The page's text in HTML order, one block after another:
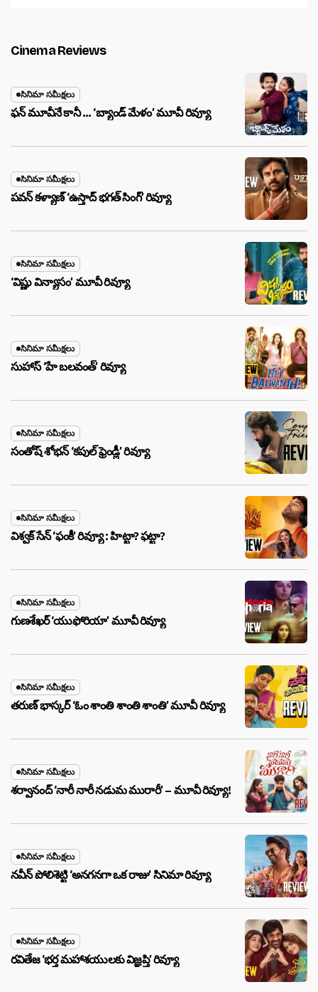
Cinema Reviews
సినిమా సమీక్షలు
ఫన్ మూవీనే కానీ … ‘బ్యాండ్‌ మేళం’ మూవీ రివ్యూ
సినిమా సమీక్షలు
పవన్ కళ్యాణ్ ‘ఉస్తాద్ భ‌గ‌త్ సింగ్’ రివ్యూ
సినిమా సమీక్షలు
‘విష్ణు విన్యాసం’ మూవీ రివ్యూ
సినిమా సమీక్షలు
సుహాస్ ‘హే బలవంత్’ రివ్యూ
సినిమా సమీక్షలు
సంతోష్ శోభన్ ‘కపుల్ ఫ్రెండ్లీ’ రివ్యూ
సినిమా సమీక్షలు
విశ్వక్ సేన్ ‘ఫంకీ’ రివ్యూ : హిట్టా? ఫట్టా?
సినిమా సమీక్షలు
గుణశేఖర్ ‘యుఫోరియా’ మూవీ రివ్యూ
సినిమా సమీక్షలు
తరుణ్ భాస్కర్ ‘ఓం శాంతి శాంతి శాంతి’ మూవీ రివ్యూ
సినిమా సమీక్షలు
శర్వానంద్ ‘నారీ నారీ నడుమ మురారీ’ – మూవీ రివ్యూ!
సినిమా సమీక్షలు
నవీన్ పోలిశెట్టి ‘అనగనగా ఒక రాజు’ సినిమా రివ్యూ
సినిమా సమీక్షలు
రవితేజ ‘భర్త మహాశయులకు విజ్ఞప్తి’ రివ్యూ